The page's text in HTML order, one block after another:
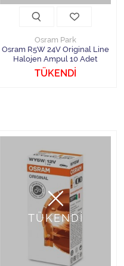
Osram Park
Osram R5W 24V Original Line
Halojen Ampul 10 Adet
TÜKENDİ
TÜKENDİ